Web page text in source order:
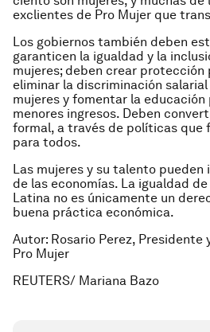
exclientes de Pro Mujer que
Los gobiernos también deben
garanticen la igualdad y la
mujeres; deben crear protección
eliminar la discriminación
mujeres y fomentar la educación
menores ingresos. Deben
formal, a través de políticas que
para todos.
Las mujeres y su talento
de las economías. La igualdad
Latina no es únicamente un
buena práctica económica.
Autor: Rosario Perez,
Pro Mujer
REUTERS/ Mariana Bazo